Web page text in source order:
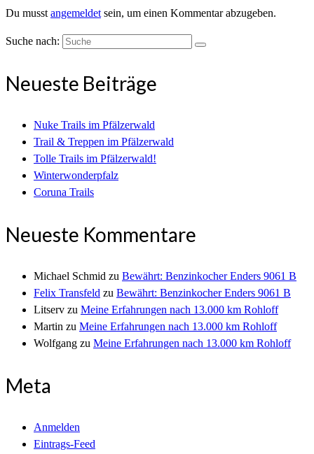
Du musst angemeldet sein, um einen Kommentar abzugeben.
Suche nach:
Neueste Beiträge
Nuke Trails im Pfälzerwald
Trail & Treppen im Pfälzerwald
Tolle Trails im Pfälzerwald!
Winterwonderpfalz
Coruna Trails
Neueste Kommentare
Michael Schmid zu Bewährt: Benzinkocher Enders 9061 B
Felix Transfeld zu Bewährt: Benzinkocher Enders 9061 B
Litserv zu Meine Erfahrungen nach 13.000 km Rohloff
Martin zu Meine Erfahrungen nach 13.000 km Rohloff
Wolfgang zu Meine Erfahrungen nach 13.000 km Rohloff
Meta
Anmelden
Eintrags-Feed